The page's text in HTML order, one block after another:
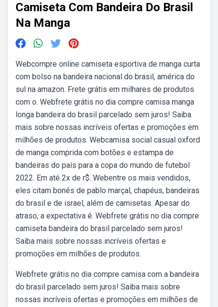
Camiseta Com Bandeira Do Brasil
Na Manga
Webcompre online camiseta esportiva de manga curta
com bolso na bandeira nacional do brasil, américa do
sul na amazon. Frete grátis em milhares de produtos
com o. Webfrete grátis no dia compre camisa manga
longa bandeira do brasil parcelado sem juros! Saiba
mais sobre nossas incríveis ofertas e promoções em
milhões de produtos. Webcamisa social casual oxford
de manga comprida com botões e estampa de
bandeiras do país para a copa do mundo de futebol
2022. Em até 2x de r$. Webentre os mais vendidos,
eles citam bonés de pablo marçal, chapéus, bandeiras
do brasil e de israel, além de camisetas. Apesar do
atraso, a expectativa é. Webfrete grátis no dia compre
camiseta bandeira do brasil parcelado sem juros!
Saiba mais sobre nossas incríveis ofertas e
promoções em milhões de produtos.
Webfrete grátis no dia compre camisa com a bandeira
do brasil parcelado sem juros! Saiba mais sobre
nossas incríveis ofertas e promoções em milhões de